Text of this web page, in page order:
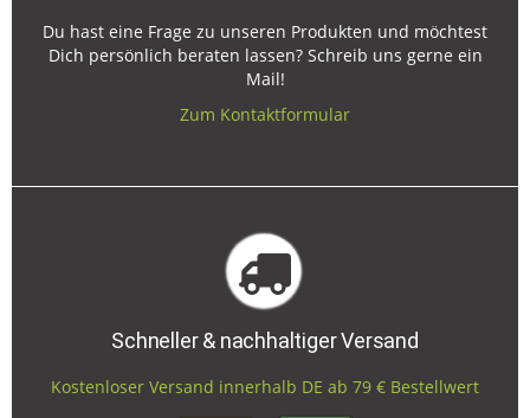
Du hast eine Frage zu unseren Produkten und möchtest
Dich persönlich beraten lassen? Schreib uns gerne ein
Mail!
Zum Kontaktformular
Schneller & nachhaltiger Versand
Kostenloser Versand innerhalb DE ab 79 € Bestellwert